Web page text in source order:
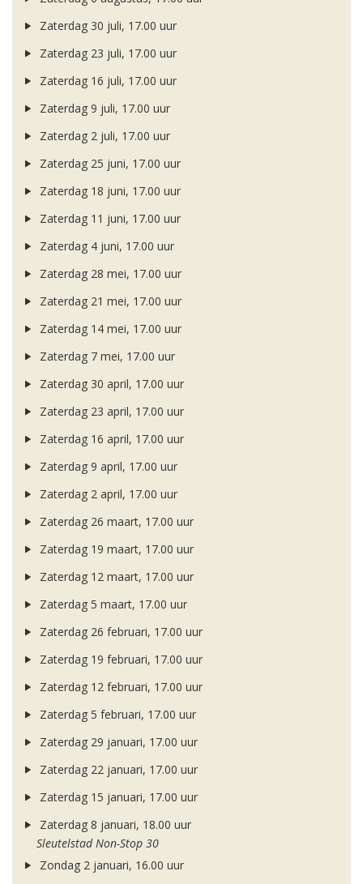
Zaterdag 30 juli, 17.00 uur
Zaterdag 23 juli, 17.00 uur
Zaterdag 16 juli, 17.00 uur
Zaterdag 9 juli, 17.00 uur
Zaterdag 2 juli, 17.00 uur
Zaterdag 25 juni, 17.00 uur
Zaterdag 18 juni, 17.00 uur
Zaterdag 11 juni, 17.00 uur
Zaterdag 4 juni, 17.00 uur
Zaterdag 28 mei, 17.00 uur
Zaterdag 21 mei, 17.00 uur
Zaterdag 14 mei, 17.00 uur
Zaterdag 7 mei, 17.00 uur
Zaterdag 30 april, 17.00 uur
Zaterdag 23 april, 17.00 uur
Zaterdag 16 april, 17.00 uur
Zaterdag 9 april, 17.00 uur
Zaterdag 2 april, 17.00 uur
Zaterdag 26 maart, 17.00 uur
Zaterdag 19 maart, 17.00 uur
Zaterdag 12 maart, 17.00 uur
Zaterdag 5 maart, 17.00 uur
Zaterdag 26 februari, 17.00 uur
Zaterdag 19 februari, 17.00 uur
Zaterdag 12 februari, 17.00 uur
Zaterdag 5 februari, 17.00 uur
Zaterdag 29 januari, 17.00 uur
Zaterdag 22 januari, 17.00 uur
Zaterdag 15 januari, 17.00 uur
Zaterdag 8 januari, 18.00 uur
Sleutelstad Non-Stop 30
Zondag 2 januari, 16.00 uur